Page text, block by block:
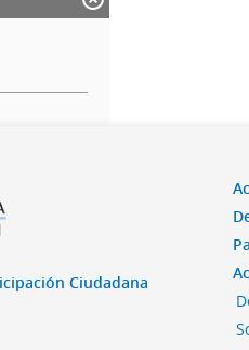
Ciudadana